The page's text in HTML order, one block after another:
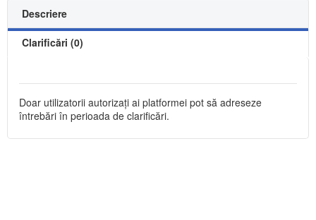
Descriere
Clarificări (0)
Doar utilizatorii autorizați ai platformei pot să adreseze
întrebări în perioada de clarificări.